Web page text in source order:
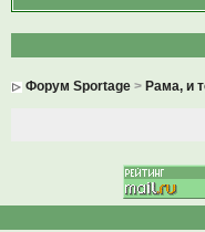
Форум Sportage> Рама, и